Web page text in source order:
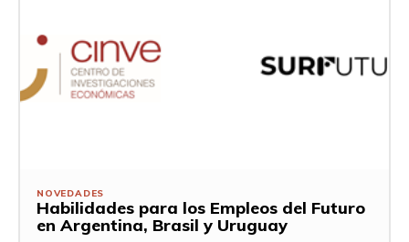
NOVEDADES
Habilidades para los Empleos del Futuro
en Argentina, Brasil y Uruguay